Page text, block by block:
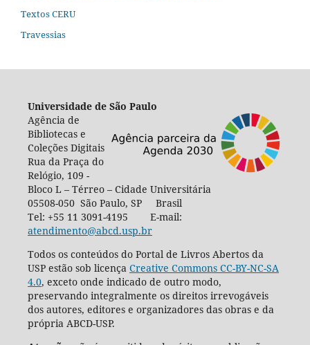
Textos CERU
Travessias
Universidade de São Paulo
Agência de
Bibliotecas e
Coleções Digitais
Rua da Praça do
Relógio, 109 -
Bloco L – Térreo – Cidade Universitária
05508-050 São Paulo, SP Brasil
Tel: +55 11 3091-4195 E-mail:
atendimento@abcd.usp.br
Todos os conteúdos do Portal de Livros Abertos da
USP estão sob licença Creative Commons CC-BY-NC-SA
4.0, exceto onde indicado de outro modo,
preservando integralmente os direitos irrevogáveis
dos autores, editores e organizadores das obras e da
própria ABCD-USP.